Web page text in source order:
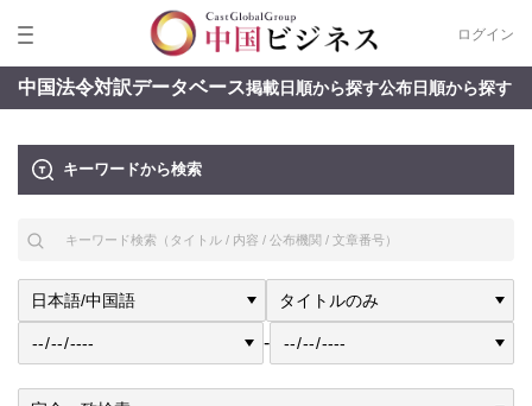
ログイン
中国法令対訳データベース掲載日順から探す公布日順から探す
キーワードから検索
-